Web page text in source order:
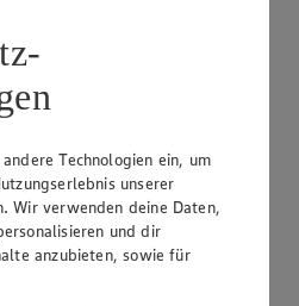
(Sprecher), Eileen
Ulf-U. Plath
(Vorstandsmitglied), Marc
GmbH
Oeynhausen
Technologien ein, um
unserer
Wir verwenden deine Daten,
und dir
anzubieten, sowie für